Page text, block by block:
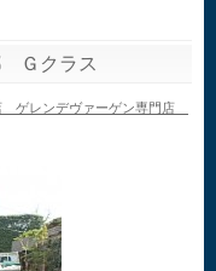
Ｇクラス
ゲレンデヴァーゲン専門店